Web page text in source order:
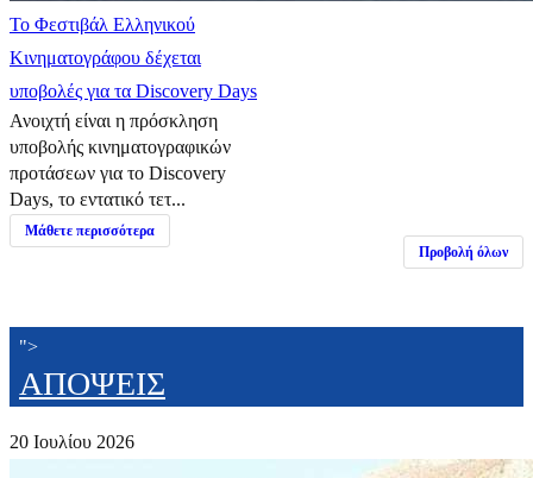
Το Φεστιβάλ Ελληνικού
Κινηματογράφου δέχεται
υποβολές για τα Discovery Days
Ανοιχτή είναι η πρόσκληση
υποβολής κινηματογραφικών
προτάσεων για το Discovery
Days, το εντατικό τετ...
Μάθετε περισσότερα
Προβολή όλων
">
ΑΠΟΨΕΙΣ
20 Ιουλίου 2026